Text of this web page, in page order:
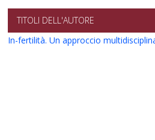
TITOLI DELL'AUTORE
In-fertilità. Un approccio